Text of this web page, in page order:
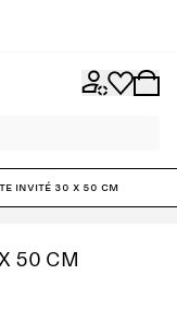
invité 30 x 50 cm
50 CM